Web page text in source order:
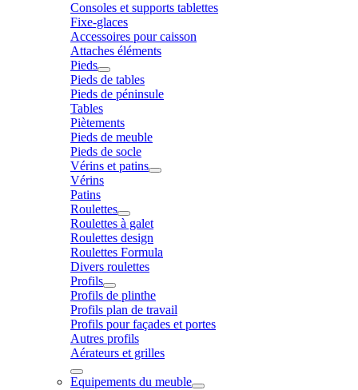
Consoles et supports tablettes
Fixe-glaces
Accessoires pour caisson
Attaches éléments
Pieds
Pieds de tables
Pieds de péninsule
Tables
Piètements
Pieds de meuble
Pieds de socle
Vérins et patins
Vérins
Patins
Roulettes
Roulettes à galet
Roulettes design
Roulettes Formula
Divers roulettes
Profils
Profils de plinthe
Profils plan de travail
Profils pour façades et portes
Autres profils
Aérateurs et grilles
Equipements du meuble